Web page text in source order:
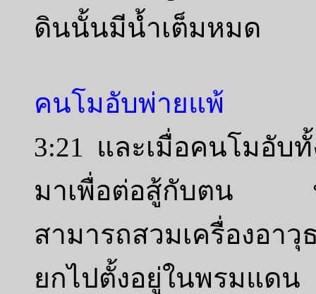
ดินนั้นมีน้ำเต็มหมด
คนโมอับพ่ายแพ้
3:21 และเมื่อคนโมอับ
มาเพื่อต่อสู้กับตน พ
สามารถสวมเครื่องอ
ยกไปตั้งอยู่ในพรมแดน